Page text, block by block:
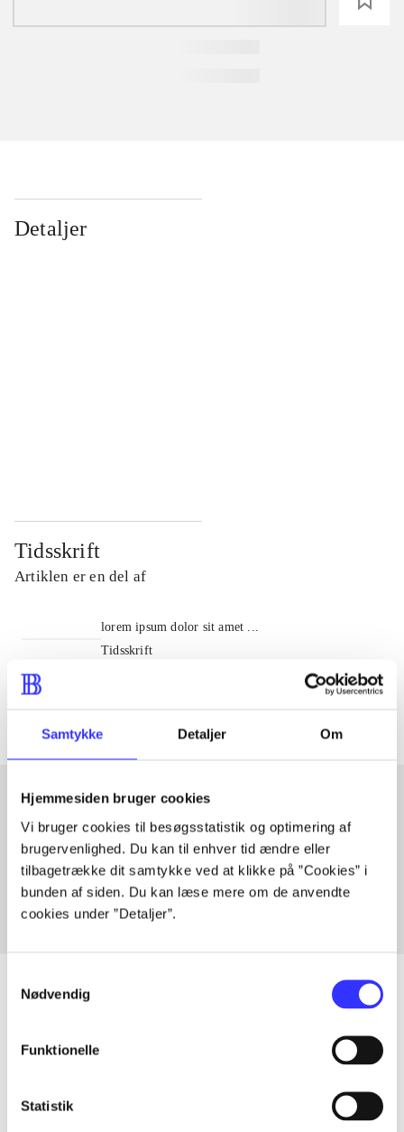
Samtykke Detaljer Om
Hjemmesiden bruger cookies
Vi bruger cookies til besøgsstatistik og optimering af
brugervenlighed. Du kan til enhver tid ændre eller
tilbagetrække dit samtykke ved at klikke på ”Cookies” i
bunden af siden. Du kan læse mere om de anvendte
cookies under ”Detaljer”.
Nødvendig
Funktionelle
Statistik
Detaljer
Tidsskrift
Artiklen er en del af
lorem ipsum dolor sit amet ...
Tidsskrift
Artiklerne i
Artikler med samme emner
Fra
Artikler